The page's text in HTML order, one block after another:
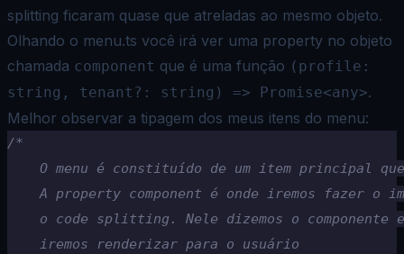
splitting ficaram quase que atreladas ao mesmo objeto.
Olhando o menu.ts você irá ver uma property no objeto
chamada component que é uma função (profile:
string, tenant?: string) => Promise<any>.
Melhor observar a tipagem dos meus itens do menu:
/*
O menu é constituído de um item principal
A property component é onde iremos fazer o
o code splitting. Nele dizemos o componente
    iremos renderizar para o usuário